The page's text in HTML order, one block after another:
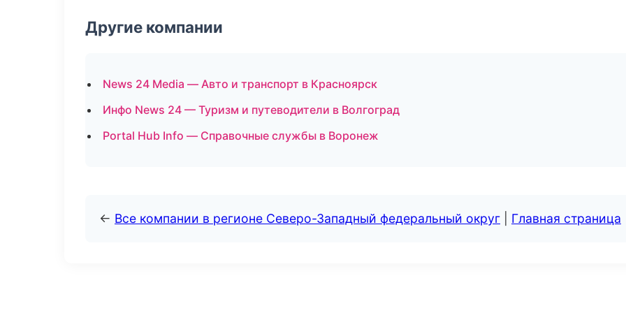
Другие компании
News 24 Media — Авто и транспорт в Красноярск
Инфо News 24 — Туризм и путеводители в Волгоград
Portal Hub Info — Справочные службы в Воронеж
← Все компании в регионе Северо-Западный федеральный округ Главная страница